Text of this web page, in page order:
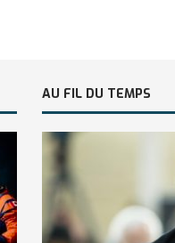
AU FIL DU TEMPS